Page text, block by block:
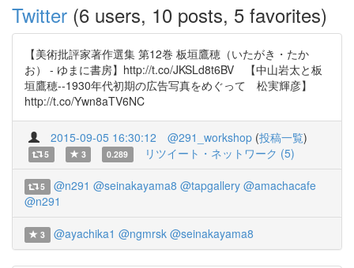
Twitter (6 users, 10 posts, 5 favorites)
【美術批評家著作選集 第12巻 板垣鷹穂（いたがき・たか
お） - ゆまに書房】http://t.co/JKSLd8t6BV 【中山岩太と板
垣鷹穂--1930年代初期の広告写真をめぐって 松実輝彦】
http://t.co/Ywn8aTV6NC
2015-09-05 16:30:12 @291_workshop (投稿一覧)
5 3 0.289 リツイート・ネットワーク (5)
5 @n291 @seinakayama8 @tapgallery @amachacafe
@n291
3 @ayachika1 @ngmrsk @seinakayama8